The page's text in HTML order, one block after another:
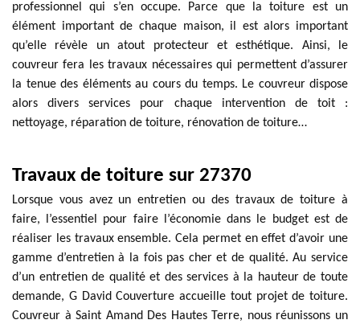
professionnel qui s’en occupe. Parce que la toiture est un
élément important de chaque maison, il est alors important
qu’elle révèle un atout protecteur et esthétique. Ainsi, le
couvreur fera les travaux nécessaires qui permettent d’assurer
la tenue des éléments au cours du temps. Le couvreur dispose
alors divers services pour chaque intervention de toit :
nettoyage, réparation de toiture, rénovation de toiture…
Travaux de toiture sur 27370
Lorsque vous avez un entretien ou des travaux de toiture à
faire, l’essentiel pour faire l’économie dans le budget est de
réaliser les travaux ensemble. Cela permet en effet d’avoir une
gamme d’entretien à la fois pas cher et de qualité. Au service
d’un entretien de qualité et des services à la hauteur de toute
demande, G David Couverture accueille tout projet de toiture.
Couvreur à Saint Amand Des Hautes Terre, nous réunissons un